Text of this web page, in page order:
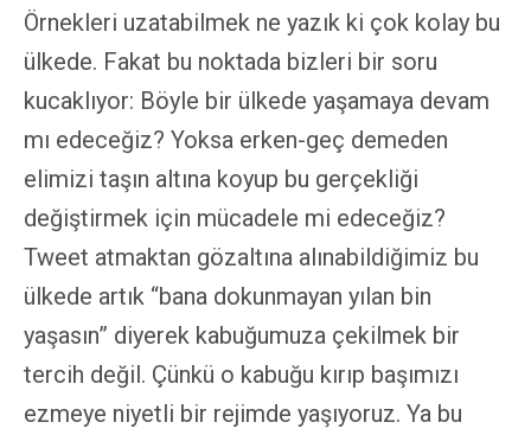
Örnekleri uzatabilmek ne yazık ki çok kolay bu
ülkede. Fakat bu noktada bizleri bir soru
kucaklıyor: Böyle bir ülkede yaşamaya devam
mı edeceğiz? Yoksa erken-geç demeden
elimizi taşın altına koyup bu gerçekliği
değiştirmek için mücadele mi edeceğiz?
Tweet atmaktan gözaltına alınabildiğimiz bu
ülkede artık “bana dokunmayan yılan bin
yaşasın” diyerek kabuğumuza çekilmek bir
tercih değil. Çünkü o kabuğu kırıp başımızı
ezmeye niyetli bir rejimde yaşıyoruz. Ya bu